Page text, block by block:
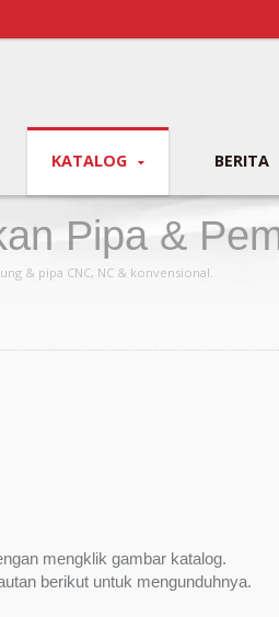
KATALOG BERITA
Pipa &
& pipa CNC, NC & konvensional.
mengklik gambar katalog.
berikut untuk mengunduhnya.